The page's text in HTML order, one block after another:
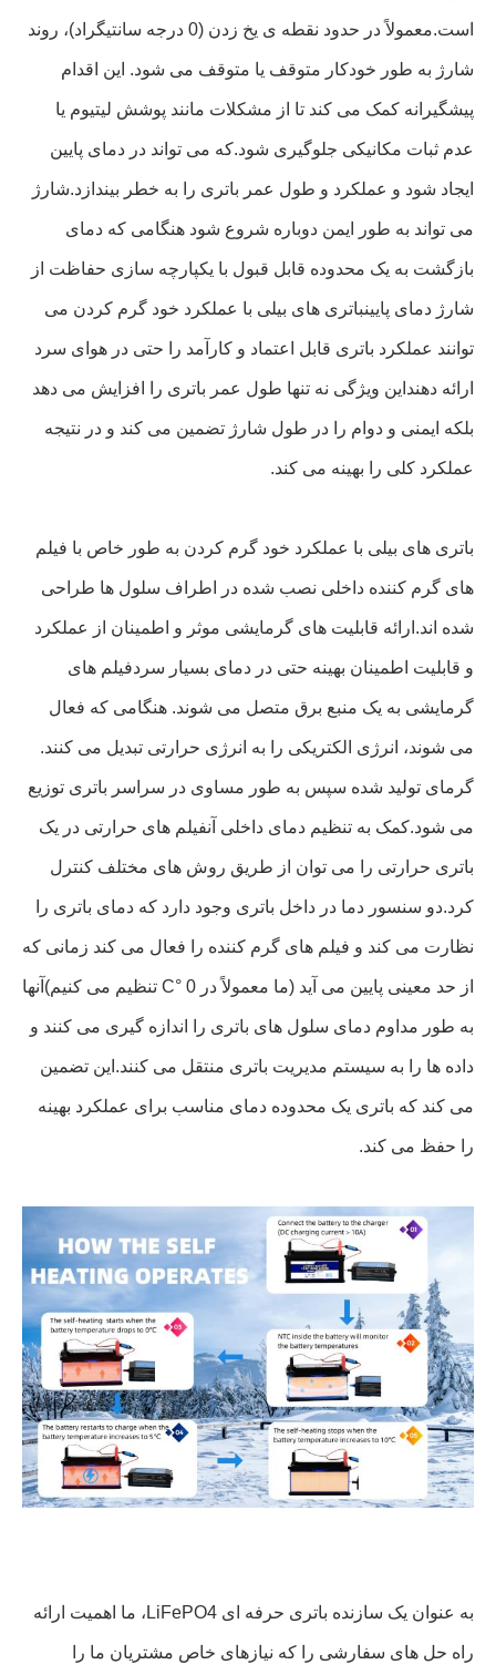
است.معمولاً در حدود نقطه ی یخ زدن (0 درجه سانتیگراد)، روند
شارژ به طور خودکار متوقف یا متوقف می شود. این اقدام
پیشگیرانه کمک می کند تا از مشکلات مانند پوشش لیتیوم یا
عدم ثبات مکانیکی جلوگیری شود.که می تواند در دمای پایین
ایجاد شود و عملکرد و طول عمر باتری را به خطر بیندازد.شارژ
می تواند به طور ایمن دوباره شروع شود هنگامی که دمای
بازگشت به یک محدوده قابل قبول با یکپارچه سازی حفاظت از
شارژ دمای پایینباتری های بیلی با عملکرد خود گرم کردن می
توانند عملکرد باتری قابل اعتماد و کارآمد را حتی در هوای سرد
ارائه دهنداین ویژگی نه تنها طول عمر باتری را افزایش می دهد
بلکه ایمنی و دوام را در طول شارژ تضمین می کند و در نتیجه
عملکرد کلی را بهینه می کند.
باتری های بیلی با عملکرد خود گرم کردن به طور خاص با فیلم
های گرم کننده داخلی نصب شده در اطراف سلول ها طراحی
شده اند.ارائه قابلیت های گرمایشی موثر و اطمینان از عملکرد
و قابلیت اطمینان بهینه حتی در دمای بسیار سردفیلم های
گرمایشی به یک منبع برق متصل می شوند. هنگامی که فعال
می شوند، انرژی الکتریکی را به انرژی حرارتی تبدیل می کنند.
گرمای تولید شده سپس به طور مساوی در سراسر باتری توزیع
می شود.کمک به تنظیم دمای داخلی آنفیلم های حرارتی در یک
باتری حرارتی را می توان از طریق روش های مختلف کنترل
کرد.دو سنسور دما در داخل باتری وجود دارد که دمای باتری را
نظارت می کند و فیلم های گرم کننده را فعال می کند زمانی که
از حد معینی پایین می آید (ما معمولاً در 0 °C تنظیم می کنیم)آنها
به طور مداوم دمای سلول های باتری را اندازه گیری می کنند و
داده ها را به سیستم مدیریت باتری منتقل می کنند.این تضمین
می کند که باتری یک محدوده دمای مناسب برای عملکرد بهینه
را حفظ می کند.
به عنوان یک سازنده باتری حرفه ای LiFePO4، ما اهمیت ارائه
راه حل های سفارشی را که نیازهای خاص مشتریان ما را